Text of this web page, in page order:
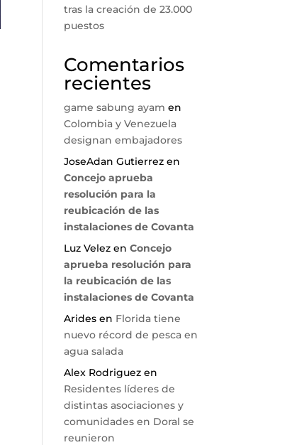
tras la creación de 23.000
puestos
Comentarios
recientes
game sabung ayam en
Colombia y Venezuela
designan embajadores
JoseAdan Gutierrez en
Concejo aprueba
resolución para la
reubicación de las
instalaciones de Covanta
Luz Velez enConcejo
aprueba resolución para
la reubicación de las
instalaciones de Covanta
Arides en Florida tiene
nuevo récord de pesca en
agua salada
Alex Rodriguez en
Residentes líderes de
distintas asociaciones y
comunidades en Doral se
reunieron